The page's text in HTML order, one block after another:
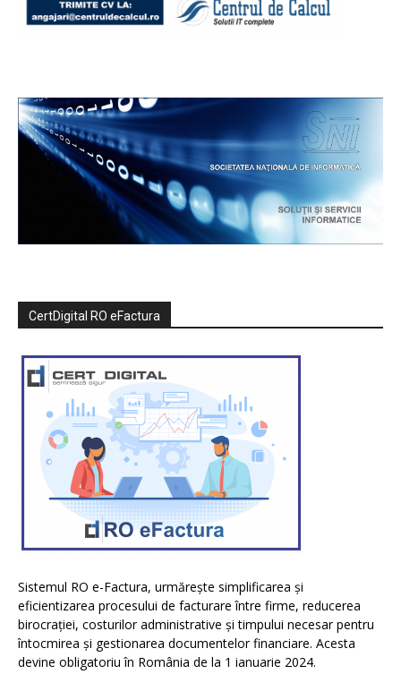
CertDigital RO eFactura
Sistemul RO e-Factura, urmărește simplificarea și
eficientizarea procesului de facturare între firme, reducerea
birocrației, costurilor administrative și timpului necesar pentru
întocmirea și gestionarea documentelor financiare. Acesta
devine obligatoriu în România de la 1 ianuarie 2024.